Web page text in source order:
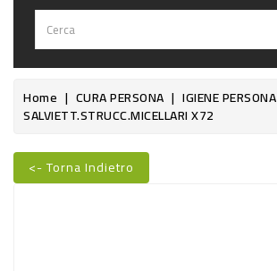
BEVANDE
ANALCOLICHE
ALCOLICHE
BEVANDE
CALDE
Home CURA PERSONA IGIENE PERSONA
SALVIETT.STRUCC.MICELLARI X72
<- Torna Indietro